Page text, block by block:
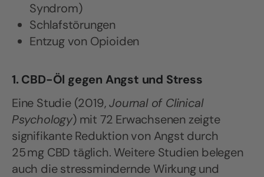
Syndrom)
Schlafstörungen
Entzug von Opioiden
1. CBD-Öl gegen Angst und Stress
Eine Studie (2019,Journal of Clinical
Psychology) mit 72 Erwachsenen zeigte
signifikante Reduktion von Angst durch
25 mg CBD täglich. Weitere Studien belegen
auch die stressmindernde Wirkung und